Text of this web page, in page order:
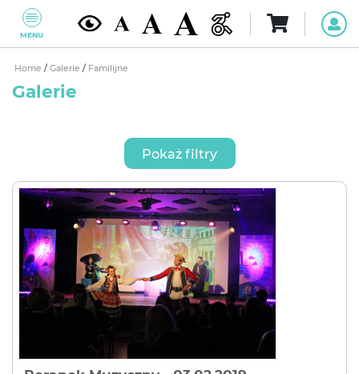
MENU
Home / Galerie / Familijne
Galerie
Pokaż filtry